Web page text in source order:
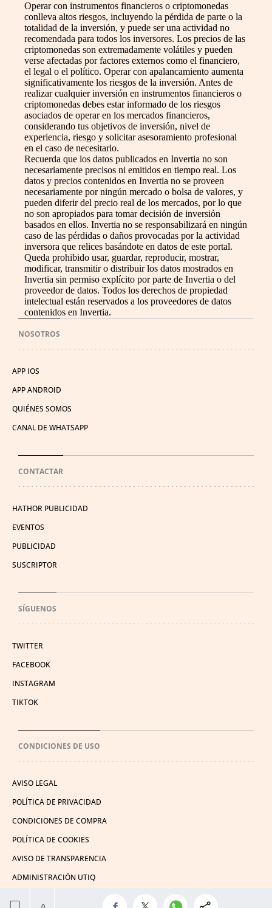
Operar con instrumentos financieros o criptomonedas
conlleva altos riesgos, incluyendo la pérdida de parte o la
totalidad de la inversión, y puede ser una actividad no
recomendada para todos los inversores. Los precios de las
criptomonedas son extremadamente volátiles y pueden
verse afectadas por factores externos como el financiero,
el legal o el político. Operar con apalancamiento aumenta
significativamente los riesgos de la inversión. Antes de
realizar cualquier inversión en instrumentos financieros o
criptomonedas debes estar informado de los riesgos
asociados de operar en los mercados financieros,
considerando tus objetivos de inversión, nivel de
experiencia, riesgo y solicitar asesoramiento profesional
en el caso de necesitarlo.
Recuerda que los datos publicados en Invertia no son
necesariamente precisos ni emitidos en tiempo real. Los
datos y precios contenidos en Invertia no se proveen
necesariamente por ningún mercado o bolsa de valores, y
pueden diferir del precio real de los mercados, por lo que
no son apropiados para tomar decisión de inversión
basados en ellos. Invertia no se responsabilizará en ningún
caso de las pérdidas o daños provocadas por la actividad
inversora que relices basándote en datos de este portal.
Queda prohibido usar, guardar, reproducir, mostrar,
modificar, transmitir o distribuir los datos mostrados en
Invertia sin permiso explícito por parte de Invertia o del
proveedor de datos. Todos los derechos de propiedad
intelectual están reservados a los proveedores de datos
contenidos en Invertia.
NOSOTROS
APP IOS
APP ANDROID
QUIÉNES SOMOS
CANAL DE WHATSAPP
CONTACTAR
HATHOR PUBLICIDAD
EVENTOS
PUBLICIDAD
SUSCRIPTOR
SÍGUENOS
TWITTER
FACEBOOK
INSTAGRAM
TIKTOK
CONDICIONES DE USO
AVISO LEGAL
POLÍTICA DE PRIVACIDAD
CONDICIONES DE COMPRA
POLÍTICA DE COOKIES
AVISO DE TRANSPARENCIA
ADMINISTRACIÓN UTIQ